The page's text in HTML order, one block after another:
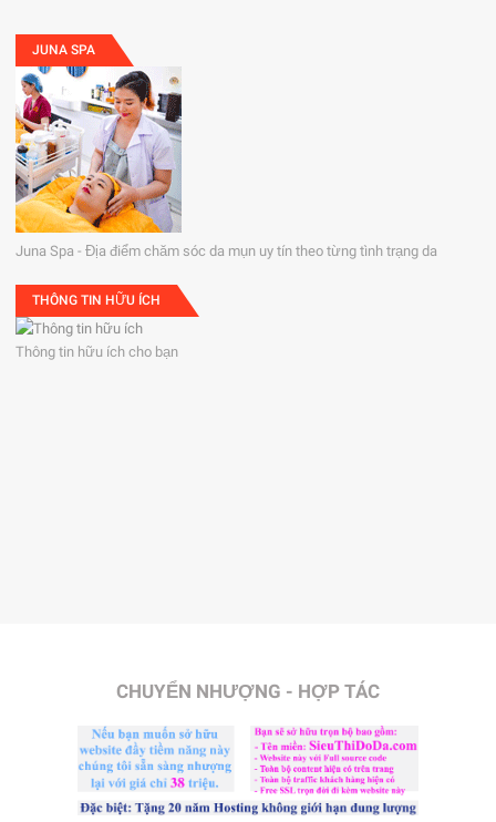
JUNA SPA
Juna Spa - Địa điểm chăm sóc da mụn uy tín theo từng tình trạng da
THÔNG TIN HỮU ÍCH
Thông tin hữu ích cho bạn
CHUYỂN NHƯỢNG - HỢP TÁC